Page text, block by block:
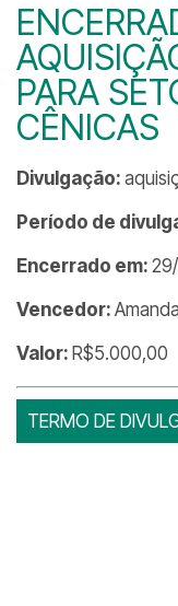
PARA
CÊNICAS
Divulgação:
Período de
Encerrado em:
Vencedor:
Valor: R$5.000,00
TERMO DE